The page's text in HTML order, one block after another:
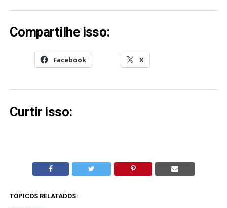
Compartilhe isso:
Facebook X
Curtir isso:
TÓPICOS RELATADOS: